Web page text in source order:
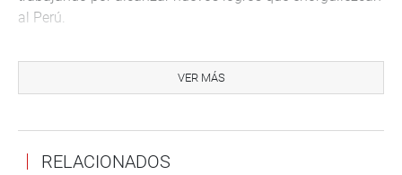
al Perú.
liderazgo en diferentes ámbitos. Entre los homenajeados
estuvieron los deportistas Amaro Castillo, Carlos Torres,
Escalante y el comandante PNP José Malca, ambos de la
VER MÁS
RELACIONADOS